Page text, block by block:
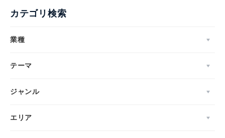
カテゴリ検索
業種
テーマ
ジャンル
エリア